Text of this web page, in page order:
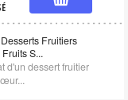
Fruitiers
S...
d'un dessert fruitier